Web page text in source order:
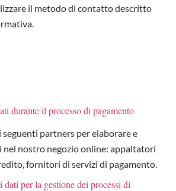
il metodo di contatto descritto
durante il processo di pagamento
partners per elaborare e
nel nostro negozio online: appaltatori
fornitori di servizi di pagamento.
per la gestione dei processi di